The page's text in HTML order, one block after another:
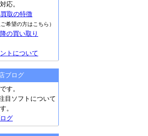
応。
取の特徴
希望の方はこちら）
の買い取り
トについて
ブログ
す。
目ソフトについて
。
グ